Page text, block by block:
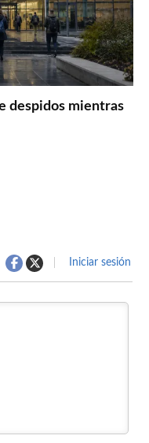
despidos mientras
Iniciar sesión